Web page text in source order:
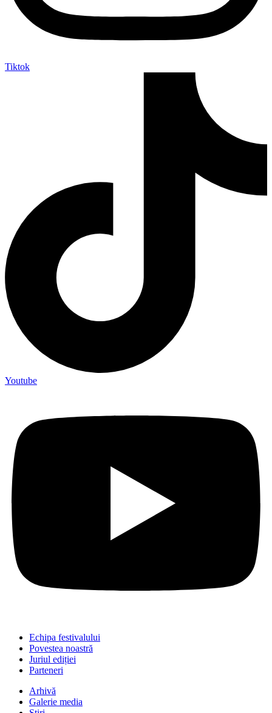
Tiktok
Youtube
Echipa festivalului
Povestea noastră
Juriul ediției
Parteneri
Arhivă
Galerie media